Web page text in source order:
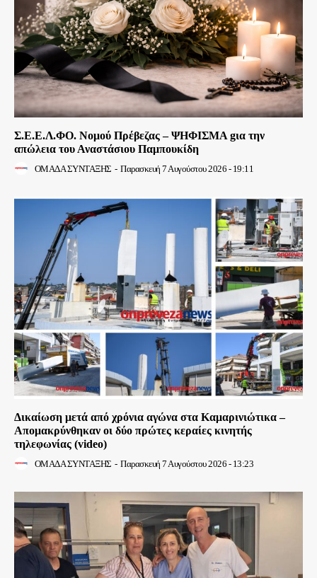
Σ.Ε.Ε.Λ.ΦΟ. Νομού Πρέβεζας – ΨΗΦΙΣΜΑ gια την
απώλεια του Αναστάσιου Παμπουκίδη
ΟΜΑΔΑ ΣΥΝΤΑΞΗΣ - Παρασκευή 7 Αυγούστου 2026 - 19:11
Δικαίωση μετά από χρόνια αγώνα στα Καμαρινιώτικα –
Απομακρύνθηκαν οι δύο πρώτες κεραίες κινητής
τηλεφωνίας (video)
ΟΜΑΔΑ ΣΥΝΤΑΞΗΣ - Παρασκευή 7 Αυγούστου 2026 - 13:23